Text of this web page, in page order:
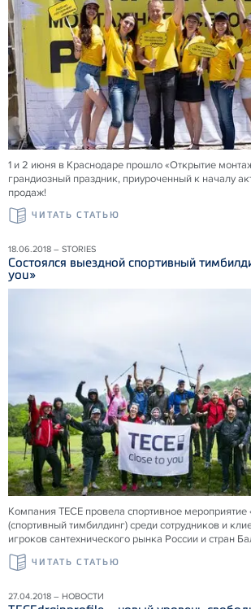
1 и 2 июня в Краснодаре прошло «Открытие
грандиозный праздник, приуроченный к началу
продаж!
ЧИТАТЬ СТАТЬЮ
18.06.2018 – STORIES
Состоялся выездной спортивный
you»
Компания ТЕСЕ провела спортивное мероприятие
(спортивный тимбилдинг) среди сотрудников и
игроков сантехнического рынка России и стран
ЧИТАТЬ СТАТЬЮ
27.04.2018 – НОВОСТИ